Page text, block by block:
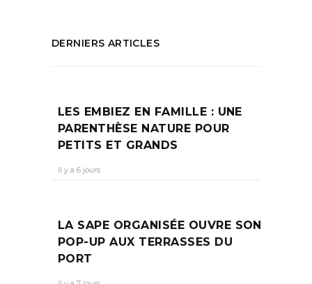
DERNIERS ARTICLES
LES EMBIEZ EN FAMILLE : UNE
PARENTHÈSE NATURE POUR
PETITS ET GRANDS
Il y a 6 jours
LA SAPE ORGANISÉE OUVRE SON
POP-UP AUX TERRASSES DU
PORT